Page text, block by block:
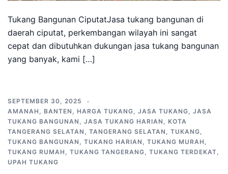
Tukang Bangunan CiputatJasa tukang bangunan di
daerah ciputat, perkembangan wilayah ini sangat
cepat dan dibutuhkan dukungan jasa tukang bangunan
yang banyak, kami […]
SEPTEMBER 30, 2025
AMANAH , BANTEN , HARGA TUKANG, JASA TUKANG, JASA
TUKANG BANGUNAN , JASA TUKANG HARIAN , KOTA
TANGERANG SELATAN , TANGERANG SELATAN , TUKANG,
TUKANG BANGUNAN , TUKANG HARIAN , TUKANG MURAH ,
TUKANG RUMAH , TUKANG TANGERANG, TUKANG TERDEKAT,
UPAH TUKANG